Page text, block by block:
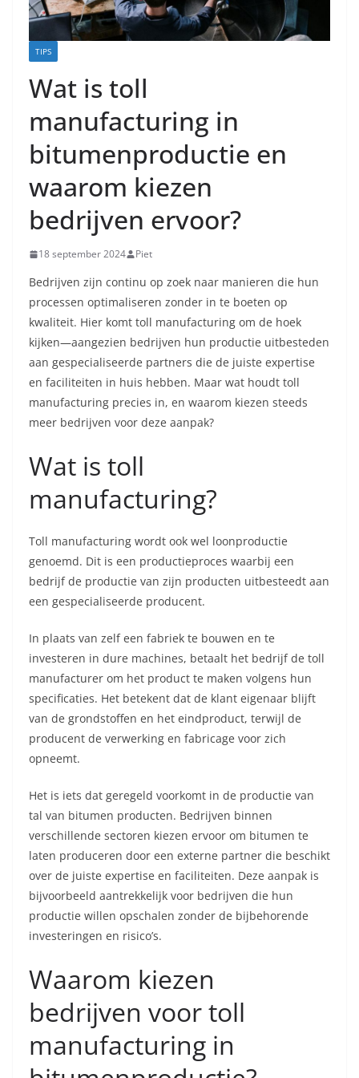
TIPS
Wat is toll
manufacturing in
bitumenproductie en
waarom kiezen
bedrijven ervoor?
18 september 2024 Piet
Bedrijven zijn continu op zoek naar manieren die hun
processen optimaliseren zonder in te boeten op
kwaliteit. Hier komt toll manufacturing om de hoek
kijken—aangezien bedrijven hun productie uitbesteden
aan gespecialiseerde partners die de juiste expertise
en faciliteiten in huis hebben. Maar wat houdt toll
manufacturing precies in, en waarom kiezen steeds
meer bedrijven voor deze aanpak?
Wat is toll
manufacturing?
Toll manufacturing wordt ook wel loonproductie
genoemd. Dit is een productieproces waarbij een
bedrijf de productie van zijn producten uitbesteedt aan
een gespecialiseerde producent.
In plaats van zelf een fabriek te bouwen en te
investeren in dure machines, betaalt het bedrijf de toll
manufacturer om het product te maken volgens hun
specificaties. Het betekent dat de klant eigenaar blijft
van de grondstoffen en het eindproduct, terwijl de
producent de verwerking en fabricage voor zich
opneemt.
Het is iets dat geregeld voorkomt in de productie van
tal van bitumen producten. Bedrijven binnen
verschillende sectoren kiezen ervoor om bitumen te
laten produceren door een externe partner die beschikt
over de juiste expertise en faciliteiten. Deze aanpak is
bijvoorbeeld aantrekkelijk voor bedrijven die hun
productie willen opschalen zonder de bijbehorende
investeringen en risico’s.
Waarom kiezen
bedrijven voor toll
manufacturing in